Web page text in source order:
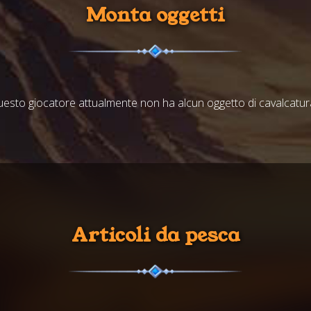
Monta oggetti
giocatore attualmente non ha alcun oggetto di
Articoli da pesca